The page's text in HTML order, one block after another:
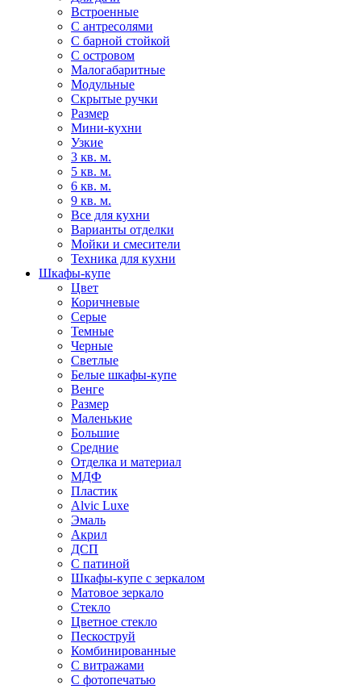
Встроенные
С антресолями
С барной стойкой
С островом
Малогабаритные
Модульные
Скрытые ручки
Размер
Мини-кухни
Узкие
3 кв. м.
5 кв. м.
6 кв. м.
9 кв. м.
Все для кухни
Варианты отделки
Мойки и смесители
Техника для кухни
Шкафы-купе
Цвет
Коричневые
Серые
Темные
Черные
Светлые
Белые шкафы-купе
Венге
Размер
Маленькие
Большие
Средние
Отделка и материал
МДФ
Пластик
Alvic Luxe
Эмаль
Акрил
ДСП
С патиной
Шкафы-купе с зеркалом
Матовое зеркало
Стекло
Цветное стекло
Пескоструй
Комбинированные
С витражами
С фотопечатью